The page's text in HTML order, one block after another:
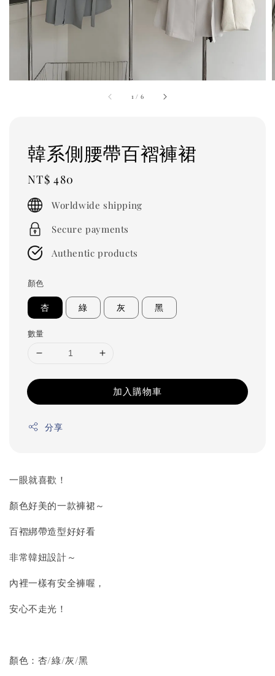
1 / 6
韓系側腰帶百褶褲裙
Regular
price
NT$ 480
Worldwide shipping
Secure payments
Authentic products
顏色
杏 綠 灰 黑
數量
加入購物車
分享
一眼就喜歡！
顏色好美的一款褲裙～
百褶綁帶造型好好看
非常韓妞設計～
內裡一樣有安全褲喔，
安心不走光！
顏色：杏/綠/灰/黑